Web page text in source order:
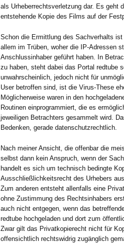
als Urheberrechtsverletzung dar. Es geht
entstehende Kopie des Films auf der
Schon die Ermittlung des Sachverhalts
allem im Trüben, woher die IP-Adressen
Anschlussinhaber geführt haben. In
zu haben, steht dabei das Portal redtube
unwahrscheinlich, jedoch nicht für
User betroffen sind, ist die Virus-These
Möglicherweise waren in den
Routinen einprogrammiert, die es
jeweiligen Betrachters gesammelt wird.
Bedenken, gerade datenschutzrechtlich.
Nach meiner Ansicht, die offenbar die
selbst dann kein Anspruch, wenn der
handelt es sich um technisch bedingte
Ausschließlichkeitsrecht des Urhebers
Zum anderen entsteht allenfalls eine
ohne Zustimmung des Rechtsinhabers
auch nicht entgegen, wenn das
redtube hochgeladen und dort zum
Zwar gilt das Privatkopierecht nicht für
offensichtlich rechtswidrig zugänglich
Alex
vor 2
schnelle
sind seit
der
Metzner und
allen
Seite und
schnelle
schätzen
über
taggleich